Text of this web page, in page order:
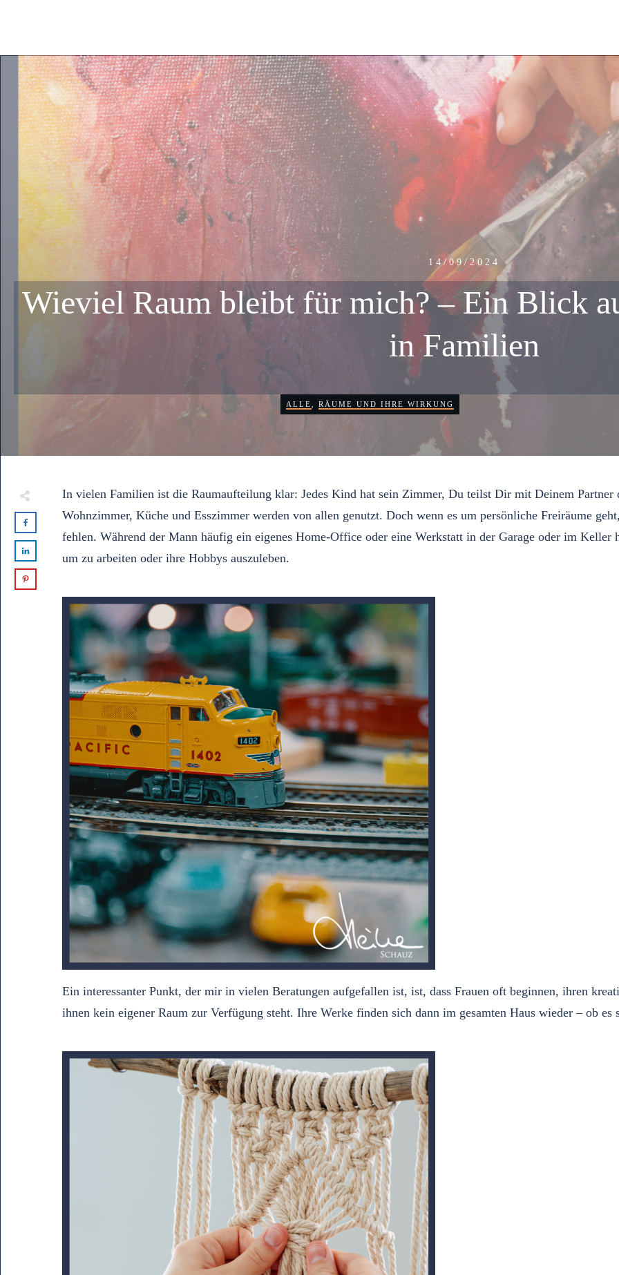
14/09/2024
Wieviel Raum bleibt für mich? – Ein Blick
in Familien
ALLE RÄUME UND IHRE WIRKUNG
In vielen Familien ist die Raumaufteilung klar: Jedes Kind hat sein Zimmer, Du teilst Dir mit Deinem Partner
Wohnzimmer, Küche und Esszimmer werden von allen genutzt. Doch wenn es um persönliche Freiräume
fehlen. Während der Mann häufig ein eigenes Home-Office oder eine Werkstatt in der Garage oder im
um zu arbeiten oder ihre Hobbys auszuleben.
Ein interessanter Punkt, der mir in vielen Beratungen aufgefallen ist, ist, dass Frauen oft beginnen, ihren
ihnen kein eigener Raum zur Verfügung steht. Ihre Werke finden sich dann im gesamten Haus wieder – ob